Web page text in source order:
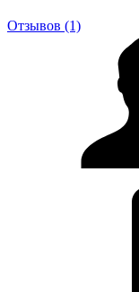
Отзывов (1)